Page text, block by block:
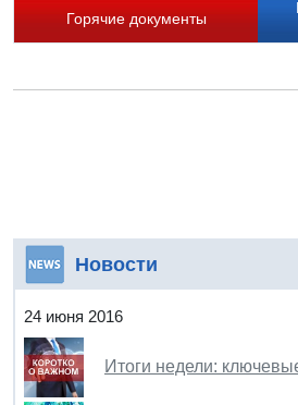
Горячие документы
Новости
24 июня 2016
Итоги недели: